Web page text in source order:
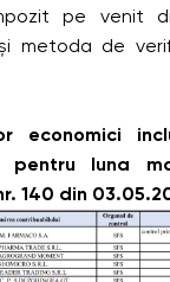
pe venit
metoda de
economici
pentru luna
140 din